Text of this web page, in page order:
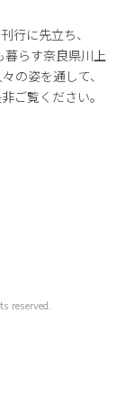
行に先立ち、
暮らす奈良県川上
の姿を通して、
ご覧ください。
reserved.